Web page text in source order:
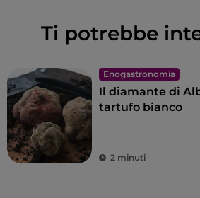
Ti potrebbe
Enogastronomia
Il diamante di
tartufo bianco
2 minuti